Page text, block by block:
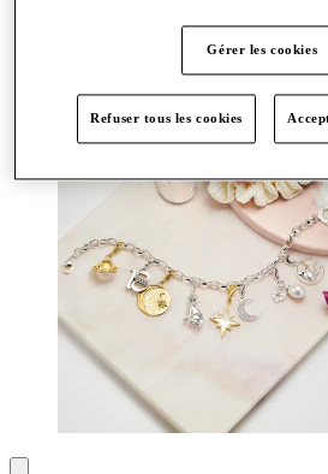
Plus
Gérer les cookies
Refuser tous les cookies